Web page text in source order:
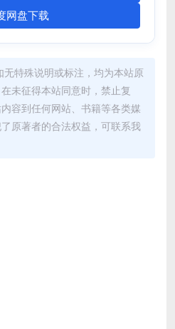
网盘下载
特殊说明或标注，均为本站原
未征得本站同意时，禁止复
容到任何网站、书籍等各类媒
原著者的合法权益，可联系我